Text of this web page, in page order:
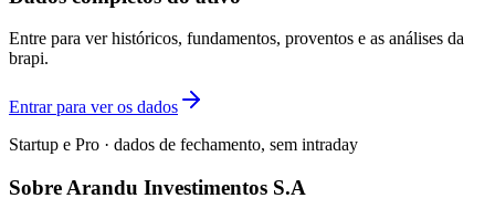
Entre para ver históricos, fundamentos, proventos e as análises da
brapi.
Entrar para ver os dados
Startup e Pro · dados de fechamento, sem intraday
Sobre Arandu Investimentos S.A